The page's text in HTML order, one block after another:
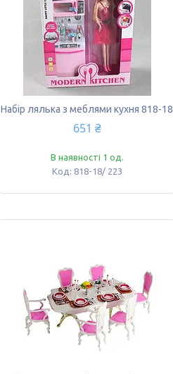
Набір лялька з меблями кухня 818-18
651 ₴
В наявності 1 од.
818-18/ 223